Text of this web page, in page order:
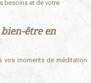
besoins et de votre
être en
vos moments de méditation